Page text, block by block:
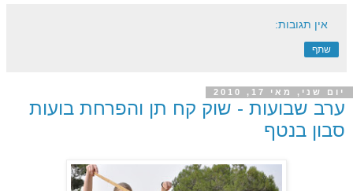
אין תגובות:
שתף
יום שני, מאי 17, 2010
ערב שבועות - שוק קח תן והפרחת בועות
סבון בנטף